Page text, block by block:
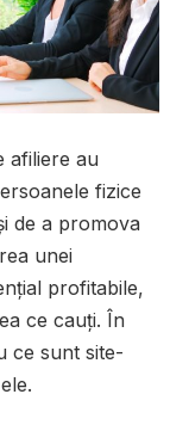
afiliere au
fizice
de a promova
unei
profitabile,
ce cauți. În
ce sunt site-